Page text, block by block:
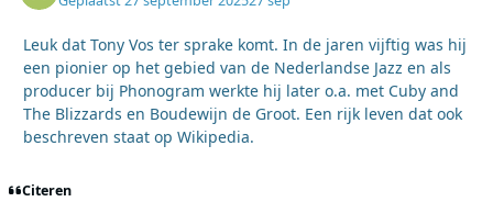
Leuk dat Tony Vos ter sprake komt. In de jaren vijftig was hij
een pionier op het gebied van de Nederlandse Jazz en als
producer bij Phonogram werkte hij later o.a. met Cuby and
The Blizzards en Boudewijn de Groot. Een rijk leven dat ook
beschreven staat op Wikipedia.
Citeren